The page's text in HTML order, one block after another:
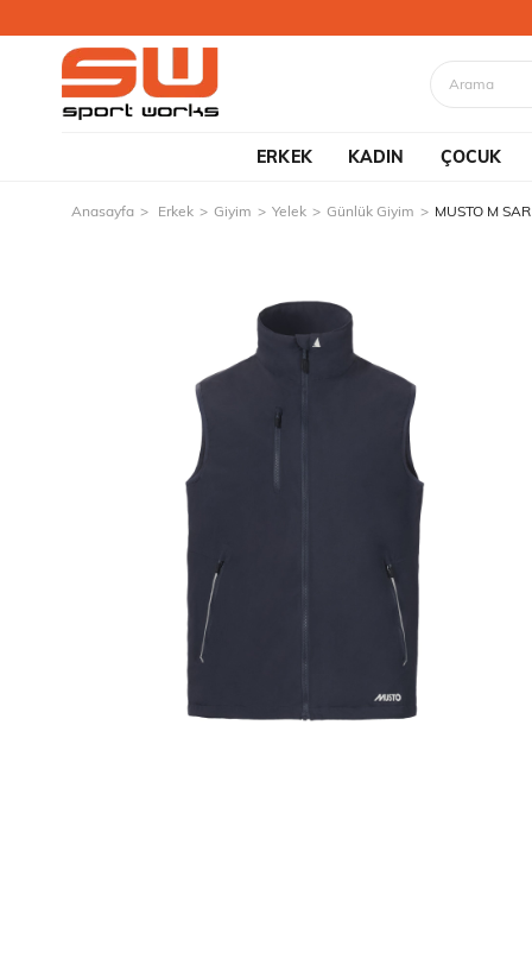
ERKEK KADIN ÇOCUK
Anasayfa Erkek Giyim Yelek Günlük Giyim MUSTO M